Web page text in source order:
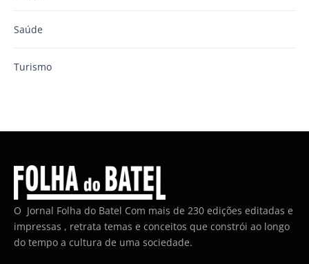
Saúde
Turismo
O Jornal Folha do Batel Com mais de 230 edições editadas e
impressas , retrata temas e conceitos que constrói ao longo
do tempo a cultura de uma sociedade.